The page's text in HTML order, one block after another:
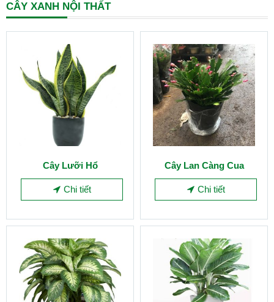
CÂY XANH NỘI THẤT
Cây Lưỡi Hổ
Chi tiết
Cây Lan Càng Cua
Chi tiết